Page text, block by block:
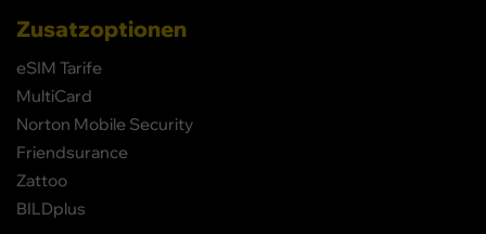
Zusatzoptionen
eSIM Tarife
MultiCard
Norton Mobile Security
Friendsurance
Zattoo
BILDplus